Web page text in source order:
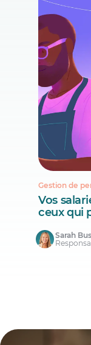
Gestion de
Vos
ceux qui
Sarah